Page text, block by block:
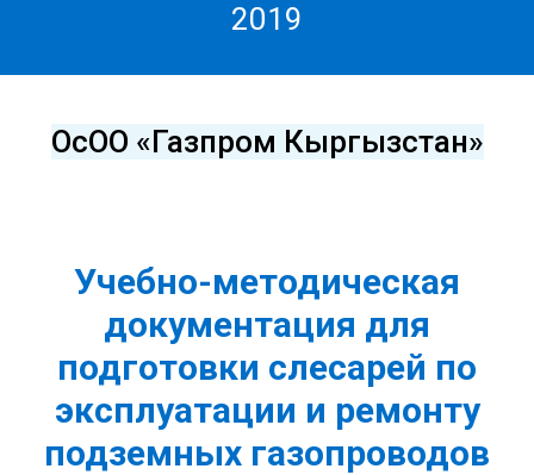
2019
ОсОО «Газпром Кыргызстан»
Учебно-методическая
документация для
подготовки слесарей по
эксплуатации и ремонту
подземных газопроводов